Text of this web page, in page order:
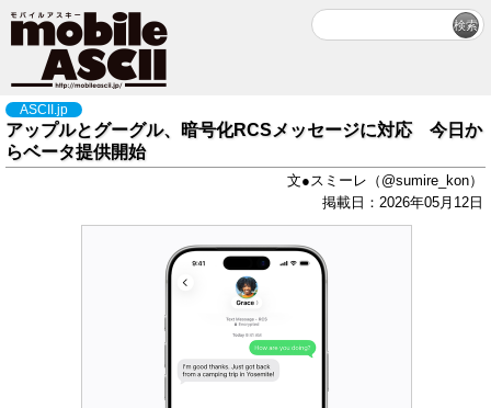
ASCII.jp
アップルとグーグル、暗号化RCSメッセージに対応 今日か
らベータ提供開始
文●スミーレ（@sumire_kon）
掲載日：2026年05月12日